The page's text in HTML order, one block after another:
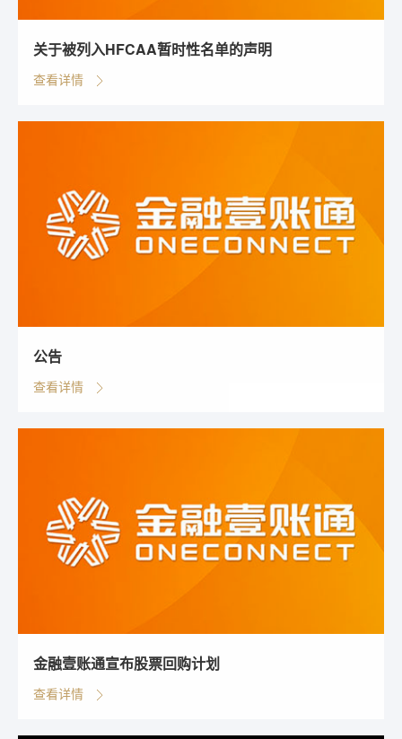
关于被列入HFCAA暂时性名单的声明
查看详情
公告
查看详情
金融壹账通宣布股票回购计划
查看详情